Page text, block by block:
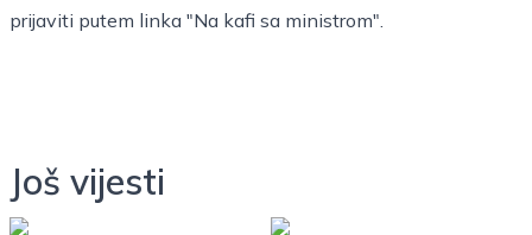
prijaviti putem linka "Na kafi sa ministrom".
Još vijesti